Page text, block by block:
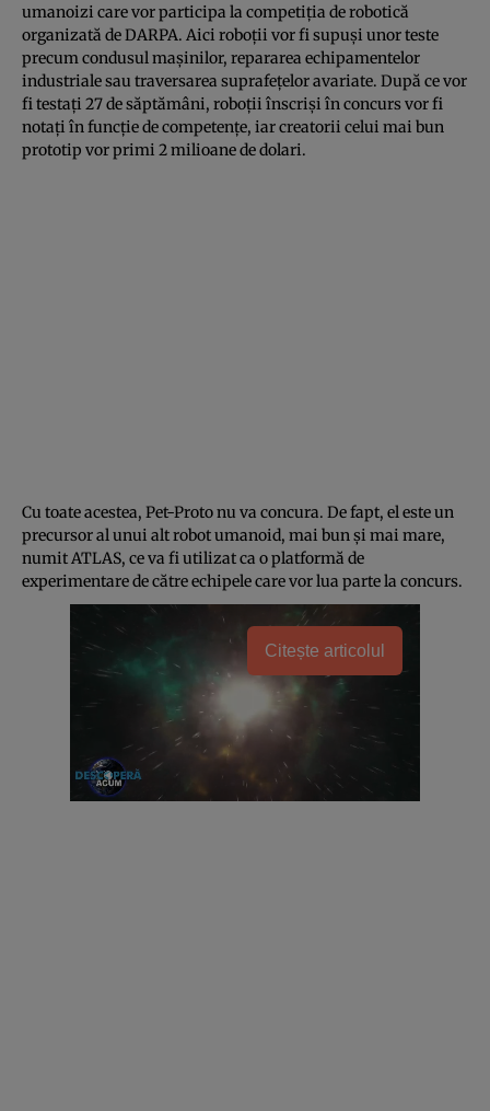
umanoizi care vor participa la competiţia de robotică
organizată de DARPA. Aici roboţii vor fi supuşi unor teste
precum condusul maşinilor, repararea echipamentelor
industriale sau traversarea suprafeţelor avariate. După ce vor
fi testaţi 27 de săptămâni, roboţii înscrişi în concurs vor fi
notaţi în funcţie de competenţe, iar creatorii celui mai bun
prototip vor primi 2 milioane de dolari.
Cu toate acestea, Pet-Proto nu va concura. De fapt, el este un
precursor al unui alt robot umanoid, mai bun şi mai mare,
numit ATLAS, ce va fi utilizat ca o platformă de
experimentare de către echipele care vor lua parte la concurs.
Citește articolul